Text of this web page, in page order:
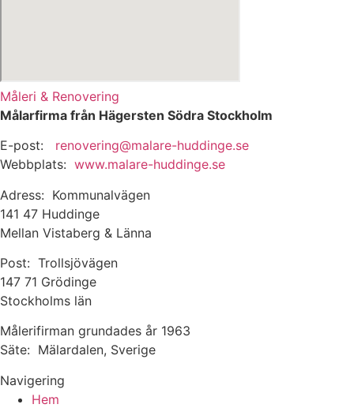
Måleri & Renovering
Målarfirma från Hägersten Södra Stockholm
E-post: renovering@malare-huddinge.se
Webbplats: www.malare-huddinge.se
Adress: Kommunalvägen
141 47 Huddinge
Mellan Vistaberg & Länna
Post: Trollsjövägen
147 71 Grödinge
Stockholms län
Målerifirman grundades år 1963
Säte: Mälardalen, Sverige
Navigering
Hem